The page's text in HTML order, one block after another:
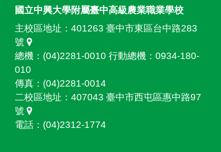
國立中興大學附屬臺中高級農業職業學校
主校區地址： 401263 臺中市東區台中路283
號
總機：(04)2281-0010 行動總機：0934-180-
010
傳真：(04)2281-0014
二校區地址： 407043 臺中市西屯區惠中路97
號
電話：(04)2312-1774